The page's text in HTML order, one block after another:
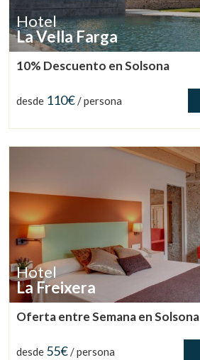
Hotel
La Vella Farga
10% Descuento en Solsona
desde 110€/ persona
Hotel
La Freixera
Oferta entre Semana en Solsona
desde 55€/ persona